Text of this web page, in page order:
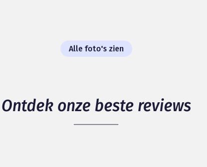
Alle foto's zien
Ontdek onze beste reviews